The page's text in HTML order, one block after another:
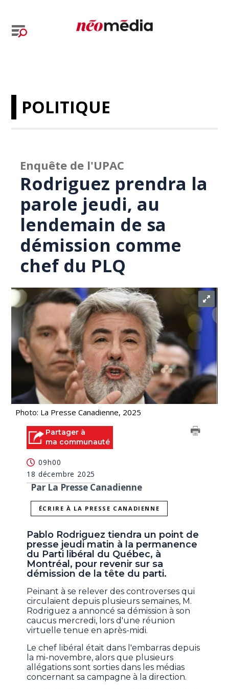
POLITIQUE
Enquête de l'UPAC
Rodriguez prendra la
parole jeudi, au
lendemain de sa
démission comme
chef du PLQ
Photo: La Presse Canadienne, 2025
Partager à
ma communauté
09h00
18 décembre 2025
Par La Presse Canadienne
ÉCRIRE À LA PRESSE CANADIENNE
Pablo Rodriguez tiendra un point de
presse jeudi matin à la permanence
du Parti libéral du Québec, à
Montréal, pour revenir sur sa
démission de la tête du parti.
Peinant à se relever des controverses qui
circulaient depuis plusieurs semaines, M.
Rodriguez a annoncé sa démission à son
caucus mercredi, lors d'une réunion
virtuelle tenue en après-midi.
Le chef libéral était dans l'embarras depuis
la mi-novembre, alors que plusieurs
allégations sont sorties dans les médias
concernant sa campagne à la direction.